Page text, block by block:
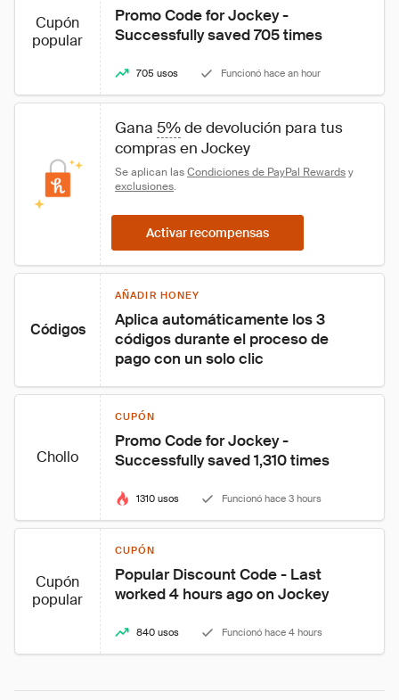
Cupón
popular
Promo Code for Jockey -
Successfully saved 705 times
705 usos Funcionó hace an hour
Gana 5% de devolución para tus
compras en Jockey
Se aplican las Condiciones de PayPal Rewards y
exclusiones.
Activar recompensas
Códigos
AÑADIR HONEY
Aplica automáticamente los 3
códigos durante el proceso de
pago con un solo clic
Chollo
CUPÓN
Promo Code for Jockey -
Successfully saved 1,310 times
1310 usos Funcionó hace 3 hours
Cupón
popular
CUPÓN
Popular Discount Code - Last
worked 4 hours ago on Jockey
840 usos Funcionó hace 4 hours